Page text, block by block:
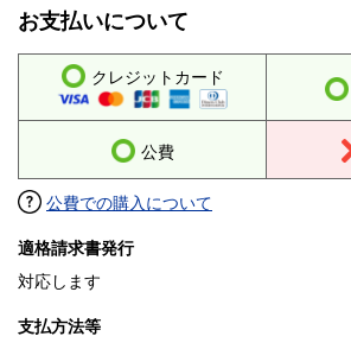
お支払いについて
クレジットカード
公費
公費での購入について
適格請求書発行
対応します
支払方法等